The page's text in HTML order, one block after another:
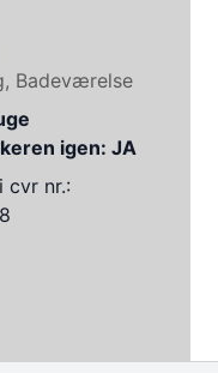
Badeværelse
igen: JA
cvr nr.: